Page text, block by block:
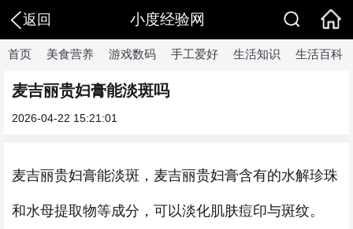
返回 小度经验网
首页 美食营养 游戏数码 手工爱好 生活知识 生活百科
麦吉丽贵妇膏能淡斑吗
2026-04-22 15:21:01
麦吉丽贵妇膏能淡斑，麦吉丽贵妇膏含有的水解珍珠
和水母提取物等成分，可以淡化肌肤痘印与斑纹。